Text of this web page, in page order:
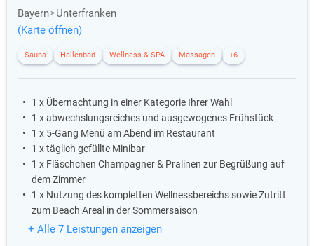
Bayern
Unterfranken
(Karte öffnen)
Sauna Hallenbad Wellness & SPA Massagen +6
1 x Übernachtung in einer Kategorie Ihrer Wahl
1 x abwechslungsreiches und ausgewogenes Frühstück
1 x 5-Gang Menü am Abend im Restaurant
1 x täglich gefüllte Minibar
1 x Fläschchen Champagner & Pralinen zur Begrüßung auf
dem Zimmer
1 x Nutzung des kompletten Wellnessbereichs sowie Zutritt
zum Beach Areal in der Sommersaison
+ Alle 7 Leistungen anzeigen